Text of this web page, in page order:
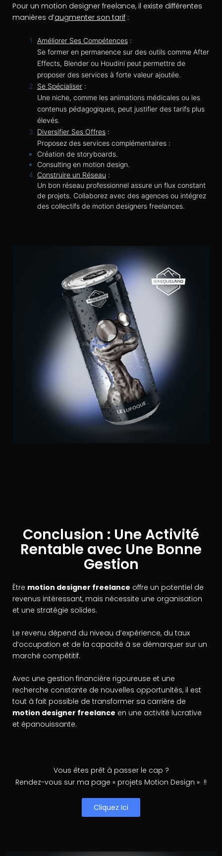
Pour un motion designer freelance, il existe différentes
manières d’augmenter son tarif :
Améliorer Ses Compétences :
Se former en permanence sur des outils comme After
Effects, Blender ou Houdini peut permettre de
proposer des services à forte valeur ajoutée.
Se Spécialiser :
Une niche, comme les animations médicales ou les
contenus pédagogiques, peut justifier des tarifs plus
élevés.
Diversifier Ses Offres :
Proposez des services complémentaires :
Création de storyboards.
Consulting en motion design.
Construire un Réseau :
Un bon réseau professionnel assure un flux constant
de projets. Collaborez avec des agences ou intégrez
des collectifs de motion designers freelances.
Conclusion : Une Activité
Rentable avec Une Bonne
Gestion
Être motion designer freelance offre un potentiel de
revenus intéressant, mais nécessite une organisation
et une stratégie solides.
Le revenu dépend du niveau d’expérience, du taux
d’occupation et de la capacité à se démarquer sur un
marché compétitif.
Avec une gestion financière rigoureuse et une
recherche constante de nouvelles opportunités, il est
tout à fait possible de transformer sa carrière de
motion designer freelance en une activité lucrative
et épanouissante.
Vous êtes prêt à passer le cap ?
Rendez-vous sur ma page « projets Motion Design » !!
Cliquez Ici